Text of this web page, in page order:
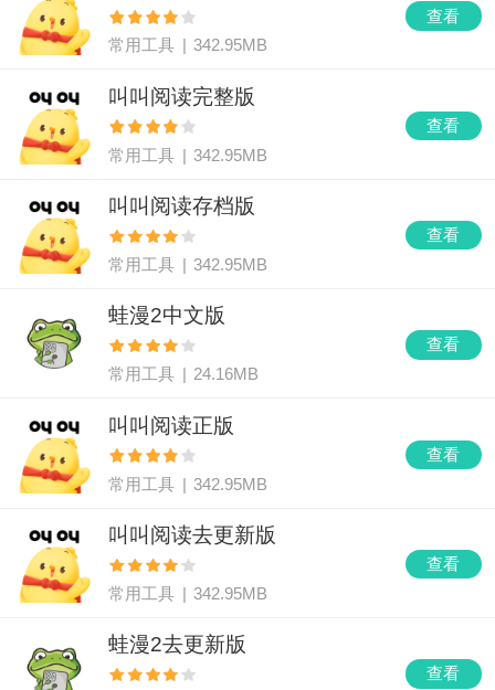
查看
常用工具 | 342.95MB
查看
叫叫阅读完整版
常用工具 | 342.95MB
查看
叫叫阅读存档版
常用工具 | 342.95MB
查看
蛙漫2中文版
常用工具 | 24.16MB
查看
叫叫阅读正版
常用工具 | 342.95MB
查看
叫叫阅读去更新版
常用工具 | 342.95MB
查看
蛙漫2去更新版